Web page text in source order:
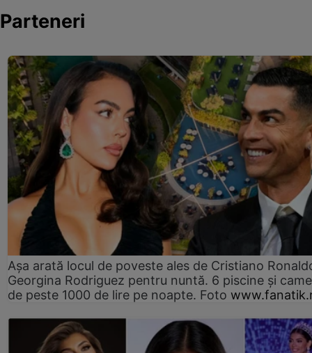
Parteneri
Așa arată locul de poveste ales de Cristiano
Georgina Rodriguez pentru nuntă. 6 piscine și
de peste 1000 de lire pe noapte. Foto